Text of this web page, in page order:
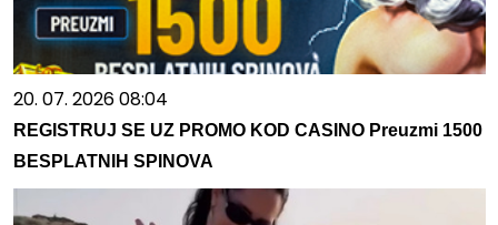
20. 07. 2026 08:04
REGISTRUJ SE UZ PROMO KOD CASINO Preuzmi 1500
BESPLATNIH SPINOVA